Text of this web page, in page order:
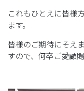
これもひとえに皆様
ます。
皆様のご期待にそえ
すので、何卒ご愛顧